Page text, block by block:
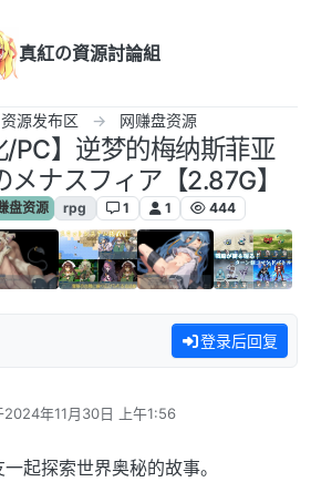
真紅の資源討論組
资源发布区 网赚盘资源
/PC】逆梦的梅纳斯菲亚
ナスフィア【2.87G】
盘资源 rpg 1 1 444
登录后回复
2024年11月30日 上午1:56
由 编辑
起探索世界奥秘的故事。